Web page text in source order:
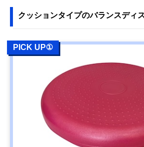
クッションタイプのバランスディ
PICK UP①